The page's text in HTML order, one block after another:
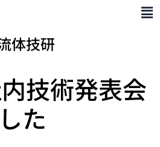
体技研
技術発表会
た